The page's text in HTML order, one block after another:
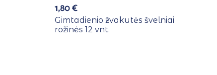
1,80€
Gimtadienio žvakutės švelniai
rožinės 12 vnt.